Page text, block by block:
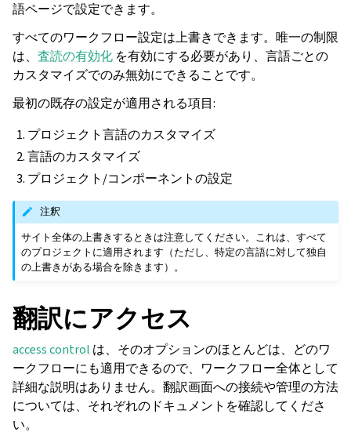
語ページで設定できます。
すべてのワークフロー設定は上書きできます。唯一の制限
は、 査読の有効化 を有効にする必要があり、言語ごとの
カスタマイズでのみ無効にできることです。
最初の既存の設定が適用される項目:
プロジェクト言語のカスタマイズ
言語のカスタマイズ
プロジェクト/コンポーネントの設定
注釈
サイト全体の上書きするときは注意してください。これは、すべて
のプロジェクトに適用されます（ただし、特定の言語に対して独自
の上書きがある場合を除きます）。
翻訳にアクセス
access control は、そのオプションのほとんどは、どのワ
ークフローにも適用できるので、ワークフロー全体として
詳細な説明はありません。翻訳画面への接続や管理の方法
については、それぞれのドキュメントを確認してくださ
い。